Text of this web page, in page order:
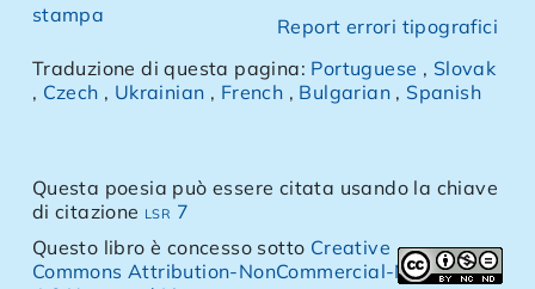
stampa
Report errori tipografici
Traduzione di questa pagina: Portuguese , Slovak
, Czech , Ukrainian , French , Bulgarian, Spanish
Questa poesia può essere citata usando la chiave
di citazione lsr 7
Questo libro è concesso sotto Creative
Commons Attribution-NonCommercial-NoDerivs